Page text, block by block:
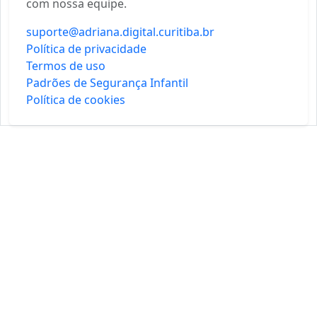
com nossa equipe.
suporte@adriana.digital.curitiba.br
Política de privacidade
Termos de uso
Padrões de Segurança Infantil
Política de cookies